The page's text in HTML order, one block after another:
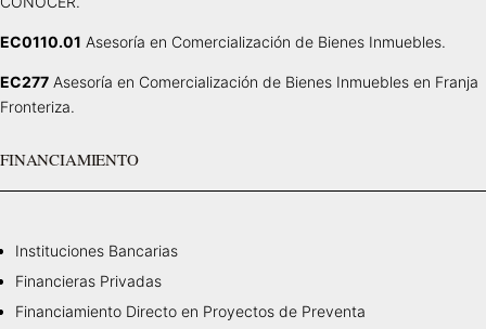
EC0110.01 Asesoría en Comercialización de Bienes Inmuebles.
EC277 Asesoría en Comercialización de Bienes Inmuebles en Franja
Fronteriza.
FINANCIAMIENTO
Instituciones Bancarias
Financieras Privadas
Financiamiento Directo en Proyectos de Preventa